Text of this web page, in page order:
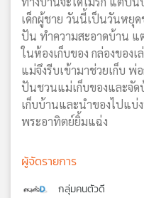
ข่าย
เด็กผู้ชาย วันนี้เป็นวันหยุ
ปัน ทำความสะอาดบ้าน
ในห้องเก็บของ กล่องขอ
แม่จึงรีบเข้ามาช่วยเก็บ
ปันชวนแม่เก็บของและจั
เก็บบ้านและนำของไปแบ่
พระอาทิตย์ยิ้มแฉ่ง
ผู้จัดรายการ
กลุ่มคนตัวดี